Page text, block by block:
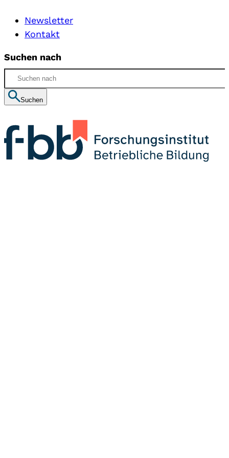
Newsletter
Kontakt
Suchen nach
Suchen